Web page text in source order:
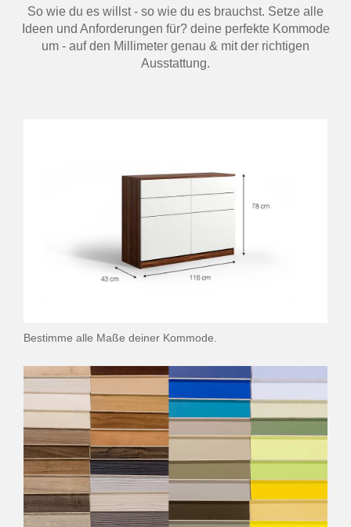
So wie du es willst - so wie du es brauchst. Setze alle
Ideen und Anforderungen für? deine perfekte Kommode
um - auf den Millimeter genau & mit der richtigen
Ausstattung.
Bestimme alle Maße deiner Kommode.